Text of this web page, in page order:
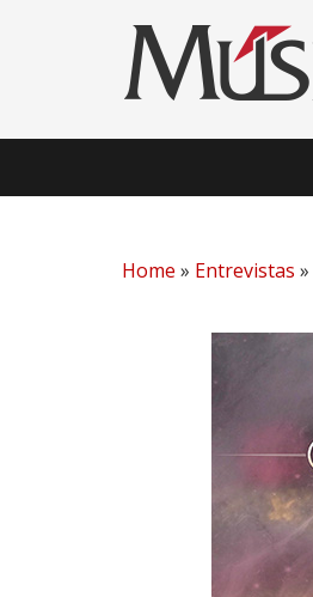
Home » Entrevistas »